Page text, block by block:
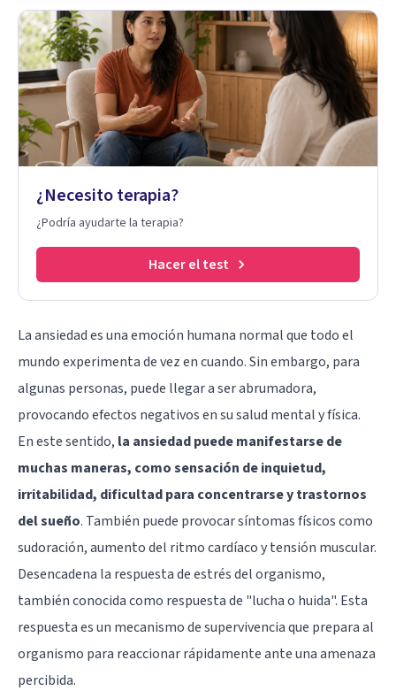
¿Necesito terapia?
¿Podría ayudarte la terapia?
Hacer el test
Laansiedades una emoción humana normal que todo el
mundo experimenta de vez en cuando. Sin embargo, para
algunas personas, puede llegar a ser abrumadora,
provocando efectos negativos en su salud mental y física.
En este sentido, la ansiedad puede manifestarse de
muchas maneras, como sensación de inquietud,
irritabilidad, dificultad para concentrarse ytrastornos
del sueño. También puede provocar síntomas físicos como
sudoración, aumento del ritmo cardíaco y tensión muscular.
Desencadena la respuesta de estrés del organismo,
también conocida como respuesta de "lucha o huida". Esta
respuesta es un mecanismo de supervivencia que prepara al
organismo para reaccionar rápidamente ante una amenaza
percibida.